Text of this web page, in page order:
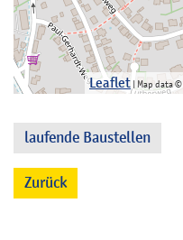
Leaflet | Map data ©
laufende Baustellen
Zurück